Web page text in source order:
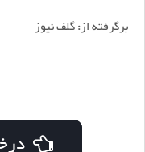
برگرفته از: گلف نیوز
درخواست مشاوره رایگان